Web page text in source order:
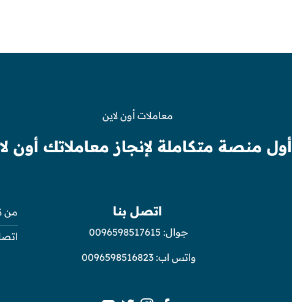
معاملات أون لاين
أول منصة متكاملة لإنجاز معاملاتك أون
اتصل بنا
جوال: 0096598517615
واتس اب:0096598516823
من